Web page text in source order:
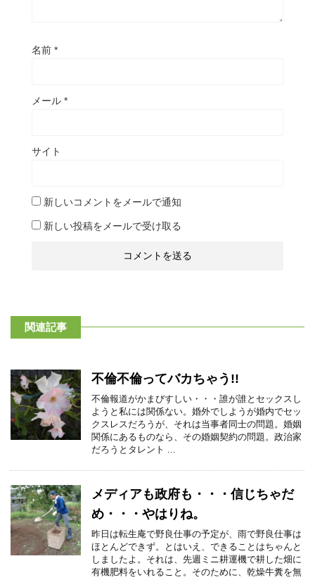
名前 *
メール *
サイト
新しいコメントをメールで通知
新しい投稿をメールで受け取る
関連記事
不倫不倫ってバカちゃう!!
不倫報道がかまびすしい・・・誰が誰とセックスし
ようと私には関係ない。婚外でしようが婚内でセッ
クスレスだろうが、それは当事者同士の問題。婚姻
関係にあるものなら、その婚姻契約の問題。政治家
だろうとタレント ...
メディアも政府も・・・信じちゃだ
め・・・やはりね。
昨日は転生庵で野良仕事の予定が、雨で野良仕事は
ほとんどできず。とはいえ、できることはちゃんと
しましたよ。それは、先週ミニ耕運機で耕した畑に
有機肥料をいれること。そのために、乾燥牛糞を無